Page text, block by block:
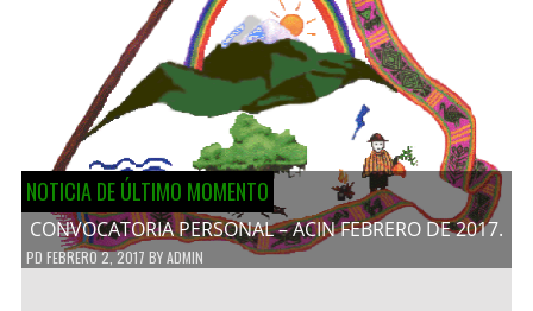
NOTICIA DE ÚLTIMO MOMENTO
CONVOCATORIA PERSONAL – ACIN FEBRERO DE 2017.
PD FEBRERO 2, 2017 BYADMIN